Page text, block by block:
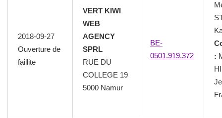
2018-09-27
Ouverture de
faillite
VERT KIWI
WEB
AGENCY
SPRL
RUE DU
COLLEGE 19
5000 Namur
BE-
0501.919.372
: